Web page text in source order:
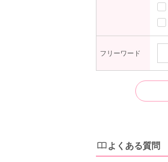
フリーワード
よくある質問